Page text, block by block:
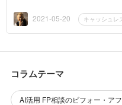
《預ける / ため...
2021-05-20 キャッシュレ
コラムテーマ
AI活用 FP相談のビフォー・ア